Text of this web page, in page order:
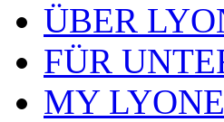
ÜBER
FÜR
MY